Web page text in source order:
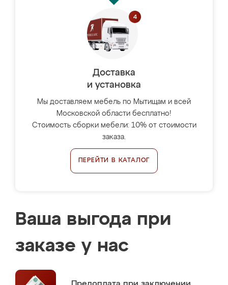
Доставка
и установка
Мы доставляем мебель по Мытищам и всей
Московской области бесплатно!
Стоимость сборки мебели: 10% от стоимости
заказа.
ПЕРЕЙТИ В КАТАЛОГ
Ваша выгода при
заказе у нас